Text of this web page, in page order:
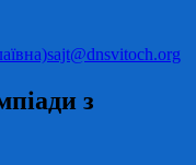
sajt@dnsvitoch.org
з